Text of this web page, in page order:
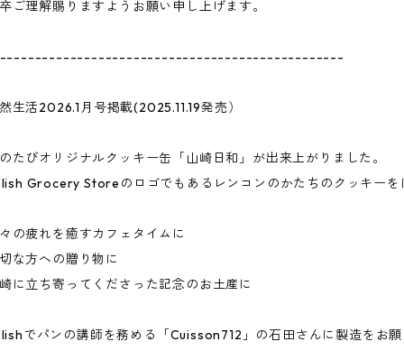
ご理解賜りますようお願い申し上げます。
生活2026.1月号掲載(2025.11.19発売）
たびオリジナルクッキー缶「山崎日和」が出来上がりました。
Grocery Storeのロゴでもあるレンコンのかたちのクッキー
の疲れを癒すカフェタイムに
な方への贈り物に
に立ち寄ってくださった記念のお土産に
でパンの講師を務める「Cuisson712」の石田さんに製造をお